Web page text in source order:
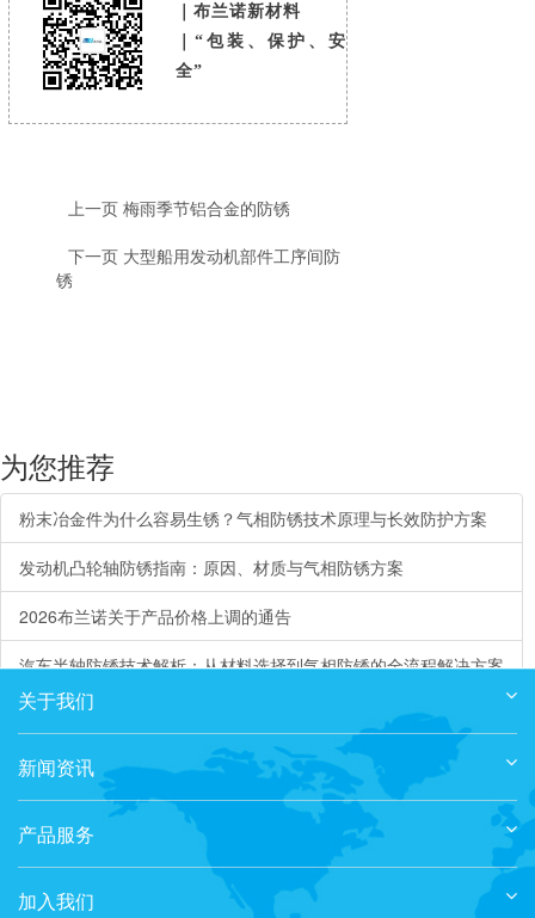
｜布兰诺新材料
｜“包装、保护、安
全”
上一页梅雨季节铝合金的防锈
下一页 大型船用发动机部件工序间防
锈
为您推荐
粉末冶金件为什么容易生锈？气相防锈技术原理与长效防护方案
发动机凸轮轴防锈指南：原因、材质与气相防锈方案
2026布兰诺关于产品价格上调的通告
汽车半轴防锈技术解析：从材料选择到气相防锈的全流程解决方案
热力去毛刺（TEM）和电化学加工（ECM）后的中性清洗
关于我们
新闻资讯
产品服务
加入我们